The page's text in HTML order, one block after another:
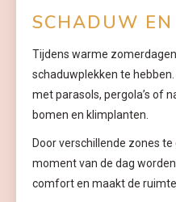
SCHADUW
Tijdens warme
schaduwplekken te
met parasols, pergola’s of
bomen en klimplanten.
Door verschillende zones
moment van de dag
comfort en maakt de